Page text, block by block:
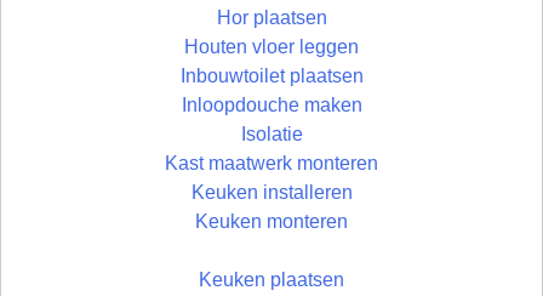
Hor plaatsen
Houten vloer leggen
Inbouwtoilet plaatsen
Inloopdouche maken
Isolatie
Kast maatwerk monteren
Keuken installeren
Keuken monteren
Keuken plaatsen